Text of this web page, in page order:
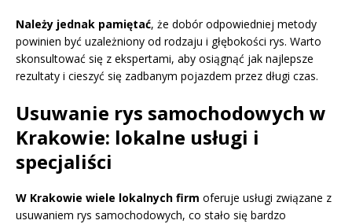
Należy jednak pamiętać, że dobór odpowiedniej metody
powinien być uzależniony od rodzaju i głębokości rys. Warto
skonsultować się z ekspertami, aby osiągnąć jak najlepsze
rezultaty i cieszyć się zadbanym pojazdem przez długi czas.
Usuwanie rys samochodowych w
Krakowie: lokalne usługi i
specjaliści
W Krakowie wiele lokalnych firm oferuje usługi związane z
usuwaniem rys samochodowych, co stało się bardzo